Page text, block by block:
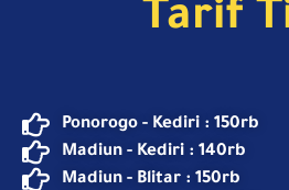
Tarif
Ponorogo - Kediri : 150rb
Madiun - Kediri : 140rb
Madiun - Blitar : 150rb